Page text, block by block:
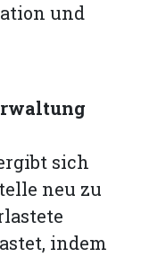
und
sich
neu zu
indem